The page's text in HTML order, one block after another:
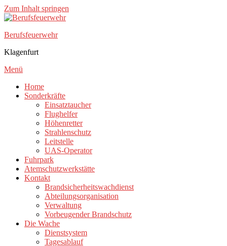
Zum Inhalt springen
Berufsfeuerwehr
Klagenfurt
Menü
Home
Sonderkräfte
Einsatztaucher
Flughelfer
Höhenretter
Strahlenschutz
Leitstelle
UAS-Operator
Fuhrpark
Atemschutzwerkstätte
Kontakt
Brandsicherheitswachdienst
Abteilungsorganisation
Verwaltung
Vorbeugender Brandschutz
Die Wache
Dienstsystem
Tagesablauf